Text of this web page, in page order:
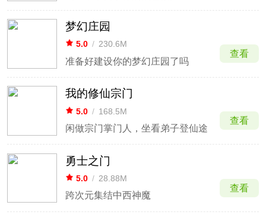
梦幻庄园
5.0 / 230.6M
准备好建设你的梦幻庄园了吗
查看
我的修仙宗门
5.0 / 168.5M
闲做宗门掌门人，坐看弟子登仙途
查看
勇士之门
5.0 / 28.88M
跨次元集结中西神魔
查看